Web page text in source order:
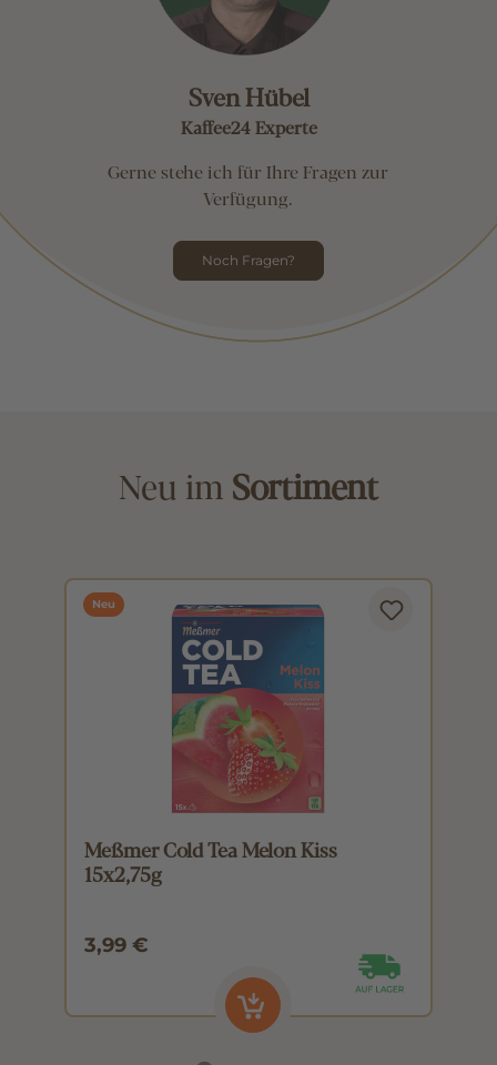
Sven Hübel
Kaffee24 Experte
Gerne stehe ich für Ihre Fragen zur
Verfügung.
Noch Fragen?
Neu im Sortiment
Neu
Meßmer Cold Tea Melon Kiss
15x2,75g
3,99 €